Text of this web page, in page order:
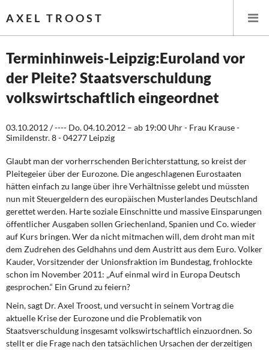
AXEL TROOST
Startseite
Leitlinien linker Wirtschafts- und Finanzpolitik
Wirtschaftspolitik
Steuer- und Finanzpolitik
Öffentliche Infrastruktur und Daseinsvorsorge
Eurokrise und Griechenland
DIE LINKE
Weitere Themen
Memo-Gruppe
Terminhinweis-Leipzig:Euroland vor
der Pleite? Staatsverschuldung
volkswirtschaftlich eingeordnet
03.10.2012 / ---- Do. 04.10.2012 – ab 19:00 Uhr - Frau Krause -
Simildenstr. 8 - 04277 Leipzig
Glaubt man der vorherrschenden Berichterstattung, so kreist der
Pleitegeier über der Eurozone. Die angeschlagenen Eurostaaten
hätten einfach zu lange über ihre Verhältnisse gelebt und müssten
nun mit Steuergeldern des europäischen Musterlandes Deutschland
gerettet werden. Harte soziale Einschnitte und massive Einsparungen
öffentlicher Ausgaben sollen Griechenland, Spanien und Co. wieder
auf Kurs bringen. Wer da nicht mitmachen will, dem droht man mit
dem Zudrehen des Geldhahns und dem Austritt aus dem Euro. Volker
Kauder, Vorsitzender der Unionsfraktion im Bundestag, frohlockte
schon im November 2011: „Auf einmal wird in Europa Deutsch
gesprochen.“ Ein Grund zu feiern?
Nein, sagt Dr. Axel Troost, und versucht in seinem Vortrag die
aktuelle Krise der Eurozone und die Problematik von
Staatsverschuldung insgesamt volkswirtschaftlich einzuordnen. So
stellt er die Frage nach den tatsächlichen Ursachen der derzeitigen